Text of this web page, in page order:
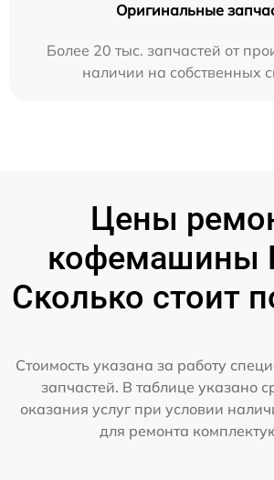
Оригинальные
Более 20 тыс. запчастей от
наличии на собственных
Цены
кофемашины
Сколько стоит
Стоимость указана за работу
запчастей. В таблице указано
оказания услуг при условии
для ремонта